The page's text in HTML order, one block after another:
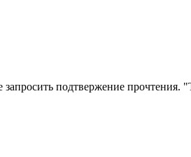
подтвержение